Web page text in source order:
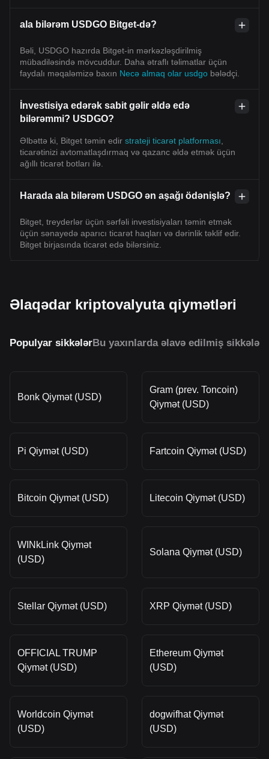
ala bilərəm USDGO Bitget-də?
Bəli, USDGO hazırda Bitget-in mərkəzləşdirilmiş
mübadiləsində mövcuddur. Daha ətraflı təlimatlar üçün
faydalı məqaləmizə baxın Necə almaq olar usdgo bələdçi.
İnvestisiya edərək sabit gəlir əldə edə
bilərəmmi? USDGO?
Əlbəttə ki, Bitget təmin edir strateji ticarət platforması
ticarətinizi avtomatlaşdırmaq və qazanc əldə etmək üçün
ağıllı ticarət botları ilə.
Harada ala bilərəm USDGO ən aşağı ödənişlə?
Bitget, treyderlər üçün sərfəli investisiyaları təmin etmək
üçün sənayedə aparıcı ticarət haqları və dərinlik təklif edir.
Bitget birjasında ticarət edə bilərsiniz.
Əlaqədar kriptovalyuta qiymətləri
Populyar sikkələrBu yaxınlarda əlavə edilmiş sikkələr
Bonk Qiymət (USD)
Gram (prev. Toncoin)
Qiymət (USD)
Pi Qiymət (USD) Fartcoin Qiymət (USD)
Bitcoin Qiymət (USD) Litecoin Qiymət (USD)
WINkLink Qiymət
(USD)
Solana Qiymət (USD)
Stellar Qiymət (USD) XRP Qiymət (USD)
OFFICIAL TRUMP
Qiymət (USD)
Ethereum Qiymət
(USD)
Worldcoin Qiymət
(USD)
dogwifhat Qiymət
(USD)